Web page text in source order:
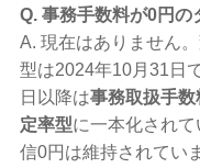
Q. 事務手数料が0円の
A. 現在はありません
型は2024年10月31日
日以降は事務取扱手
定率型に一本化され
信0円は維持されてい